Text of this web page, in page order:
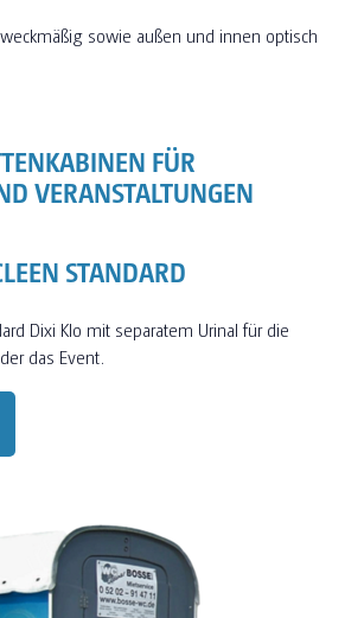
sowie außen und innen optisch
FÜR
VERANSTALTUNGEN
STANDARD
Dixi Klo mit separatem Urinal für die
das Event.